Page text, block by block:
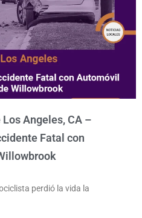
Angeles, CA –
Fatal con
perdió la vida la